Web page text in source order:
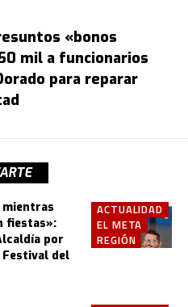
«bonos
mil a funcionarios
para reparar
ACTUALIDAD
EL META
REGIÓN
mientras
fiestas»:
por
del